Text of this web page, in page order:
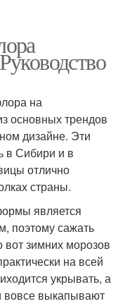
на
основных трендов
дизайне. Эти
в Сибири и в
отлично
страны.
является
поэтому сажать
зимних морозов
на всей
укрывать, а
вовсе выкапывают